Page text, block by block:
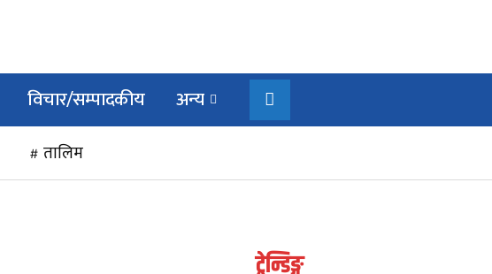
विचार/सम्पादकीय अन्य
तालिम
ट्रेन्डिङ्ग